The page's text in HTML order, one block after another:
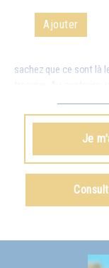
Ajouter
sachez que ce sont là
est possible, mais
là ce que vous
pourra vous
obtient par des
certaine efficacité –
dedans par des
Je